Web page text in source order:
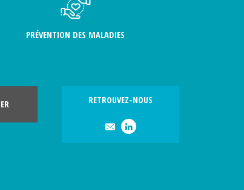
PRÉVENTION DES MALADIES
RETROUVEZ-NOUS